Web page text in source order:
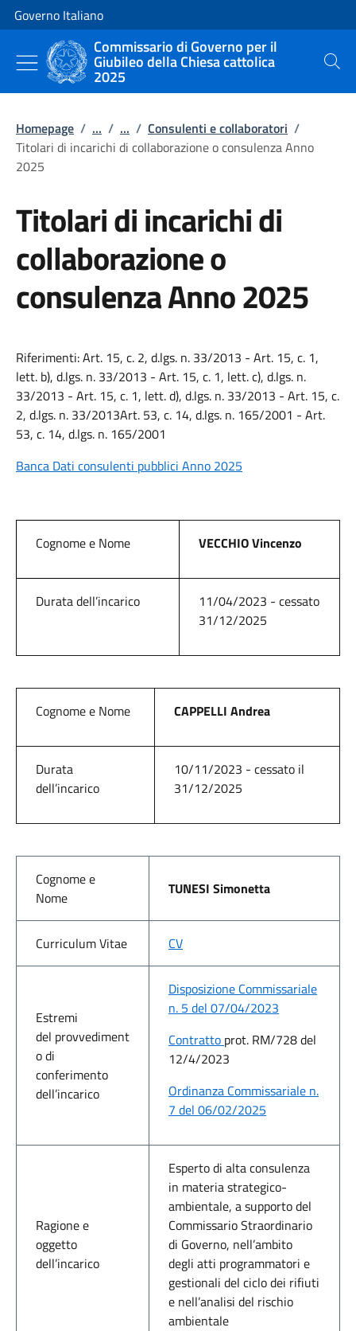
Vai al contenuto
Vai alla navigazione del sito
Governo Italiano
Commissario di Governo per il
Giubileo della Chiesa cattolica
2025 Cerca
Homepage / ... / ... / Consulenti e collaboratori /
Titolari di incarichi di collaborazione o consulenza Anno
2025
Titolari di incarichi di
collaborazione o
consulenza Anno 2025
Riferimenti: Art. 15, c. 2, d.lgs. n. 33/2013 - Art. 15, c. 1,
lett. b), d.lgs. n. 33/2013 - Art. 15, c. 1, lett. c), d.lgs. n.
33/2013 - Art. 15, c. 1, lett. d), d.lgs. n. 33/2013 - Art. 15, c.
2, d.lgs. n. 33/2013Art. 53, c. 14, d.lgs. n. 165/2001 - Art.
53, c. 14, d.lgs. n. 165/2001
Banca Dati consulenti pubblici Anno 2025
Cognome e Nome VECCHIO Vincenzo
Durata dell’incarico
11/04/2023 - cessato
31/12/2025
Cognome e Nome CAPPELLI Andrea
Durata
dell’incarico
10/11/2023 - cessato il
31/12/2025
Cognome e
Nome
TUNESI Simonetta
Curriculum Vitae CV
Estremi
del provvediment
o di
conferimento
dell’incarico
Disposizione Commissariale
n. 5 del 07/04/2023
Contratto prot. RM/728 del
12/4/2023
Ordinanza Commissariale n.
7 del 06/02/2025
Ragione e
oggetto
dell’incarico
Esperto di alta consulenza
in materia strategico-
ambientale, a supporto del
Commissario Straordinario
di Governo, nell’ambito
degli atti programmatori e
gestionali del ciclo dei rifiuti
e nell’analisi del rischio
ambientale